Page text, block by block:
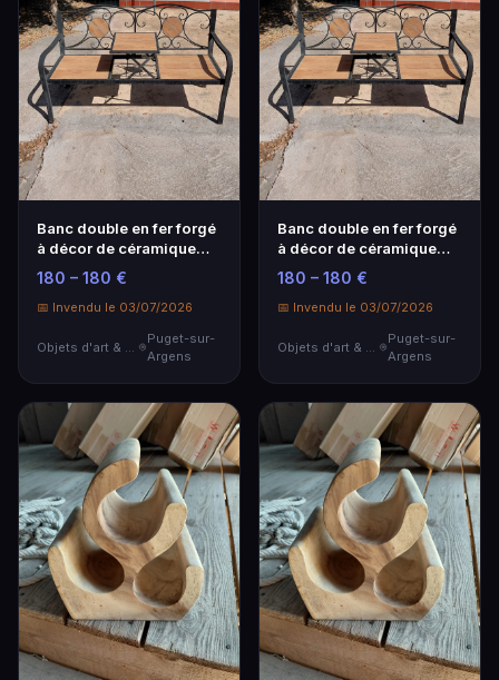
Banc double en fer forgé
à décor de céramique
imitant le bois
150x55x80 cm Avec
rallonge
180 – 180 €
📅 Invendu le 03/07/2026
Objets d'art & Curiosités
Puget-sur-
Argens
Banc double en fer forgé
à décor de céramique
imitant le bois
150x55x80 cm Avec
rallonge
180 – 180 €
📅 Invendu le 03/07/2026
Objets d'art & Curiosités
Puget-sur-
Argens